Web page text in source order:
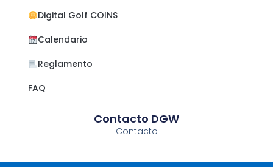
Digital Golf COINS
Calendario
Reglamento
FAQ
Contacto DGW
Contacto